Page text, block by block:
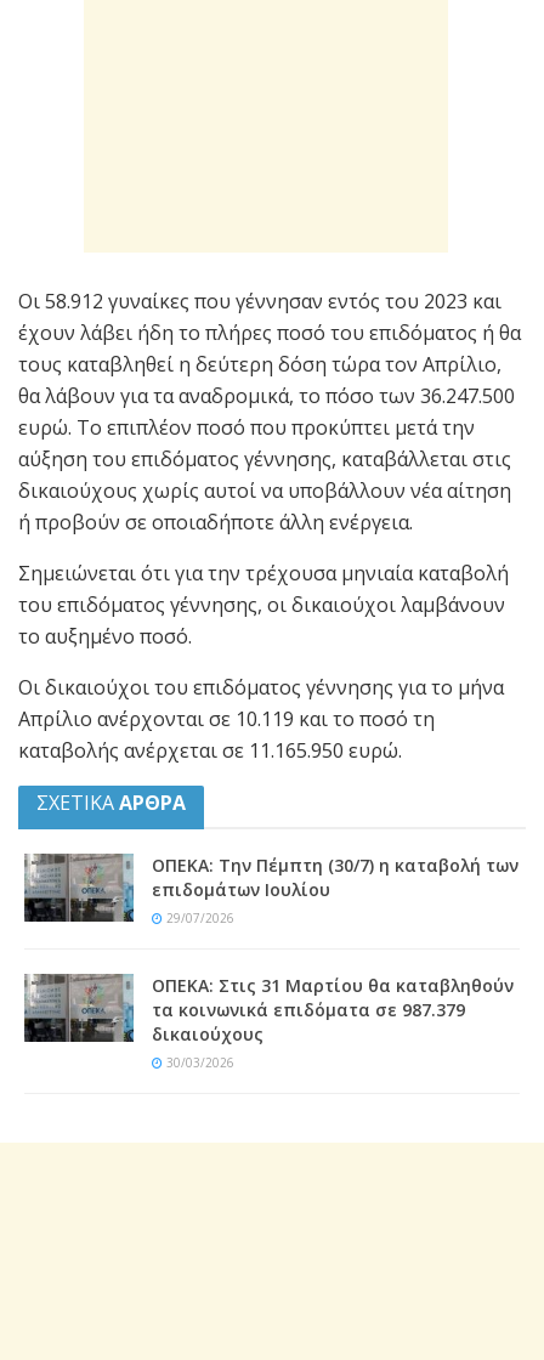
Οι 58.912 γυναίκες που γέννησαν εντός του 2023 και
έχουν λάβει ήδη το πλήρες ποσό του επιδόματος ή θα
τους καταβληθεί η δεύτερη δόση τώρα τον Απρίλιο,
θα λάβουν για τα αναδρομικά, το πόσο των 36.247.500
ευρώ. Το επιπλέον ποσό που προκύπτει μετά την
αύξηση του επιδόματος γέννησης, καταβάλλεται στις
δικαιούχους χωρίς αυτοί να υποβάλλουν νέα αίτηση
ή προβούν σε οποιαδήποτε άλλη ενέργεια.
Σημειώνεται ότι για την τρέχουσα μηνιαία καταβολή
του επιδόματος γέννησης, οι δικαιούχοι λαμβάνουν
το αυξημένο ποσό.
Οι δικαιούχοι του επιδόματος γέννησης για το μήνα
Απρίλιο ανέρχονται σε 10.119 και το ποσό τη
καταβολής ανέρχεται σε 11.165.950 ευρώ.
ΣΧΕΤΙΚΑΑΡΘΡΑ
ΟΠΕΚΑ: Την Πέμπτη (30/7) η καταβολή των
επιδομάτων Ιουλίου
29/07/2026
ΟΠΕΚΑ: Στις 31 Μαρτίου θα καταβληθούν
τα κοινωνικά επιδόματα σε 987.379
δικαιούχους
30/03/2026